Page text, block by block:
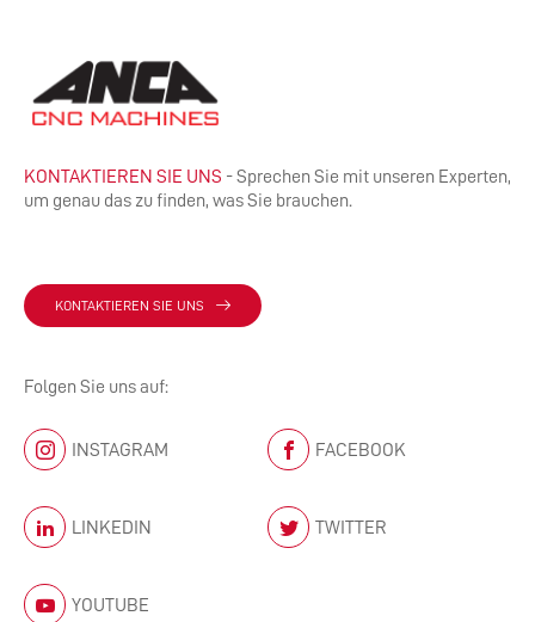
KONTAKTIEREN SIE UNS - Sprechen Sie mit unseren Experten,
um genau das zu finden, was Sie brauchen.
KONTAKTIEREN SIE UNS
Folgen Sie uns auf:
INSTAGRAM FACEBOOK
LINKEDIN TWITTER
YOUTUBE